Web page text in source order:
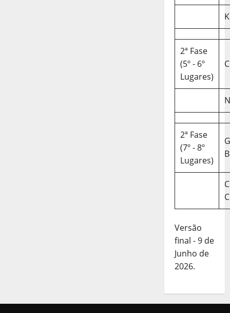
2ª Fase
(5º - 6º
Lugares)
2ª Fase
(7º - 8º
Lugares)
B
C
Versão
final - 9 de
Junho de
2026.